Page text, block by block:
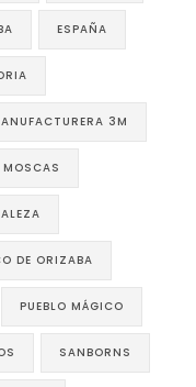
ESPAÑA
3M
MOSCAS
DE ORIZABA
PUEBLO MÁGICO
SANBORNS